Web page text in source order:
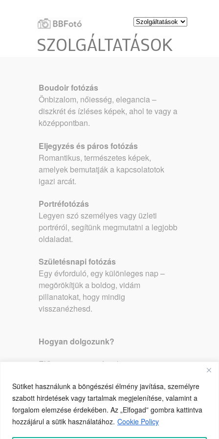
Sütiket használunk a böngészési élmény javítása, személyre
szabott hirdetések vagy tartalmak megjelenítése, valamint a
forgalom elemzése érdekében. Az „Elfogad” gombra kattintva
hozzájárul a sütik használatához. Cookie Policy
SZOLGÁLTATÁSOK
Boudoir fotózás
Önbizalom, nőiesség, elegancia –
diszkrét és ízléses képek, ahol te vagy a
középpontban.
Eljegyzés és páros fotózás
Romantikus, természetes képek,
amelyek bemutatják a kapcsolatotok
igazi arcát.
Portréfotózás
Legyen szó személyes vagy üzleti
portréról, segítünk megmutatni a legjobb
oldaladat.
Születésnapi fotózás
Egy évforduló, egy különleges nap –
megörökítjük a boldog, vidám
pillanatokat, hogy mindig
visszanézhesd.
Hogyan dolgozunk?
Előzetes egyeztetés – közösen
Fotózás közben – barátságos hangulat,
természetes beállítások, profi technika.
Utómunka – te választod ki a
kedvenceidet, melyeket retusálva, adunk
át.